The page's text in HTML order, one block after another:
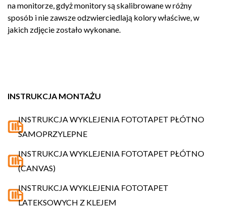
na monitorze, gdyż monitory są skalibrowane w różny
sposób i nie zawsze odzwierciedlają kolory właściwe, w
jakich zdjęcie zostało wykonane.
INSTRUKCJA MONTAŻU
INSTRUKCJA WYKLEJENIA FOTOTAPET PŁÓTNO
SAMOPRZYLEPNE
INSTRUKCJA WYKLEJENIA FOTOTAPET PŁÓTNO
(CANVAS)
INSTRUKCJA WYKLEJENIA FOTOTAPET
LATEKSOWYCH Z KLEJEM